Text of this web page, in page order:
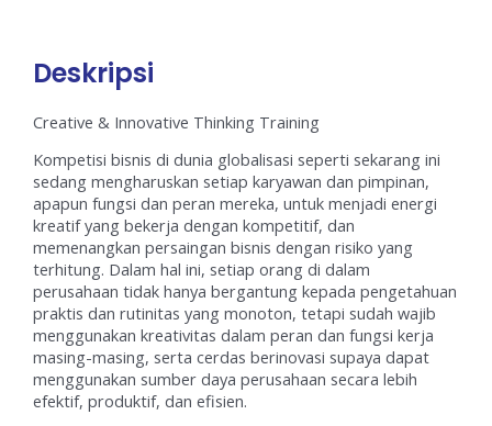
Deskripsi
Creative & Innovative Thinking Training
Kompetisi bisnis di dunia globalisasi seperti sekarang ini
sedang mengharuskan setiap karyawan dan pimpinan,
apapun fungsi dan peran mereka, untuk menjadi energi
kreatif yang bekerja dengan kompetitif, dan
memenangkan persaingan bisnis dengan risiko yang
terhitung. Dalam hal ini, setiap orang di dalam
perusahaan tidak hanya bergantung kepada pengetahuan
praktis dan rutinitas yang monoton, tetapi sudah wajib
menggunakan kreativitas dalam peran dan fungsi kerja
masing-masing, serta cerdas berinovasi supaya dapat
menggunakan sumber daya perusahaan secara lebih
efektif, produktif, dan efisien.